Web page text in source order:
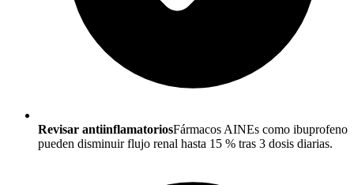
Revisar antiinflamatoriosFármacos AINEs como ibuprofeno
pueden disminuir flujo renal hasta 15 % tras 3 dosis diarias.